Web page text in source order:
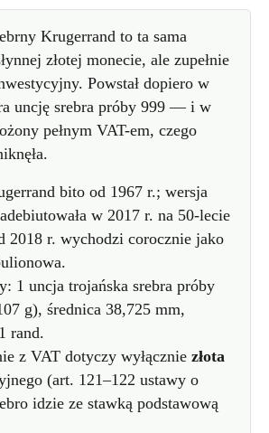
Krugerrand to ta sama
złotej monecie, ale zupełnie
Powstał dopiero w
uncję srebra próby 999 — i w
pełnym VAT-em, czego
bito od 1967 r.; wersja
w 2017 r. na 50-lecie
2018 r. wychodzi corocznie jako
1 uncja trojańska srebra próby
g), średnica 38,725 mm,
rand.
z VAT dotyczy wyłącznie złota
(art. 121–122 ustawy o
idzie ze stawką podstawową